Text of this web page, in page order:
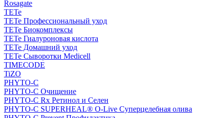
Rosagate
TETe
TETe Профессиональный уход
TETe Биокомплексы
TETe Гиалуроновая кислота
TETe Домашний уход
TETe Сыворотки Medicell
TIMECODE
TiZO
PHYTO-C
PHYTO-C Очищение
PHYTO-C Rx Ретинол и Селен
PHYTO-C SUPERHEAL® O-Live Суперцелебная олива